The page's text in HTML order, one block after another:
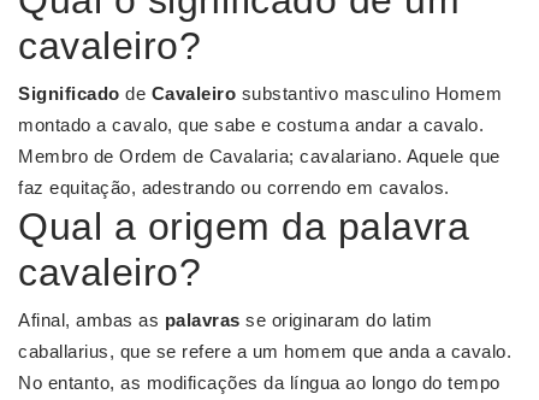
cavaleiro?
Significado de Cavaleiro substantivo masculino Homem
montado a cavalo, que sabe e costuma andar a cavalo.
Membro de Ordem de Cavalaria; cavalariano. Aquele que
faz equitação, adestrando ou correndo em cavalos.
Qual a origem da palavra
cavaleiro?
Afinal, ambas as palavras se originaram do latim
caballarius, que se refere a um homem que anda a cavalo.
No entanto, as modificações da língua ao longo do tempo